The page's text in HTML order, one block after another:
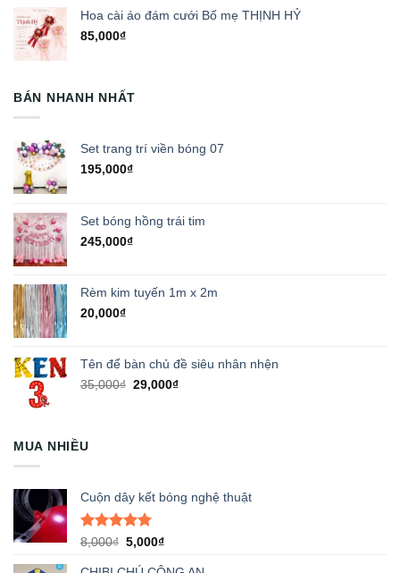
Hoa cài áo đám cưới Bố mẹ THỊNH HỶ
85,000₫
BÁN NHANH NHẤT
Set trang trí viền bóng 07
195,000₫
Set bóng hồng trái tim
245,000₫
Rèm kim tuyến 1m x 2m
20,000₫
Tên để bàn chủ đề siêu nhân nhện
35,000₫ Giá
29,000₫Giá
MUA NHIỀU
Cuộn dây kết bóng nghệ thuật
Được xếp
5 sao
8,000₫ Giá
5,000₫Giá